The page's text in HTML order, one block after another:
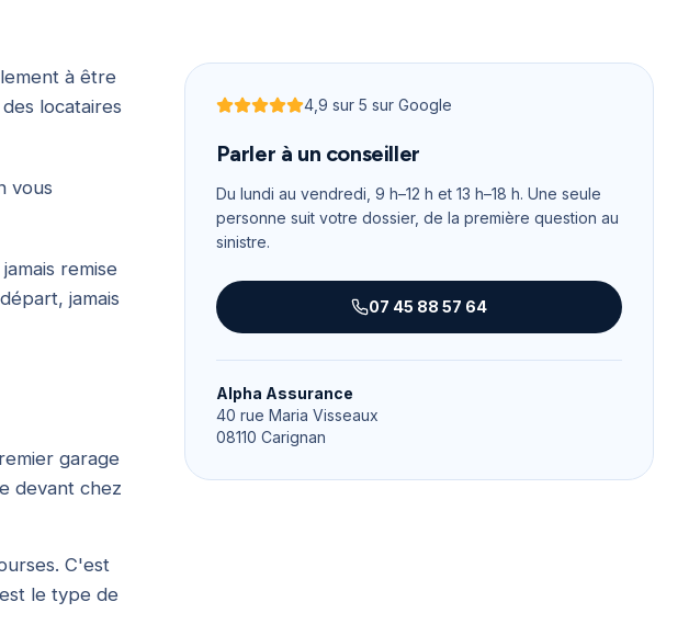
à être
locataires
vous
remise
jamais
garage
devant chez
C'est
le type de
Noté4,9 sur 5
4,9 sur 5 sur Google
Parler à un conseiller
Du lundi au vendredi, 9 h–12 h et 13 h–18 h. Une seule
personne suit votre dossier, de la première question au
sinistre.
07 45 88 57 64
Alpha Assurance
40 rue Maria Visseaux
08110 Carignan